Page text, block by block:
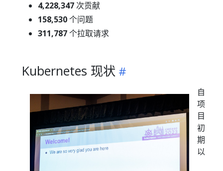
4,228,347 次贡献
158,530个问题
311,787个拉取请求
Kubernetes 现状
自
项
目
初
期
以